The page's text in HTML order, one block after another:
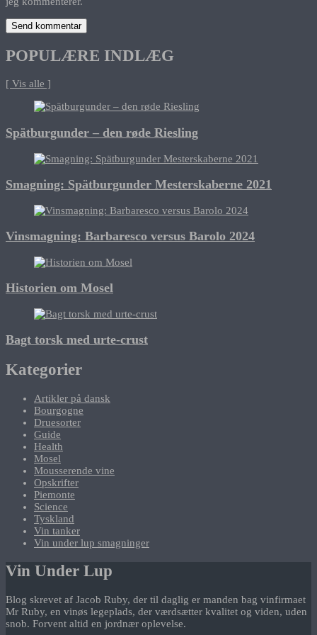
POPULÆRE INDLÆG
[ Vis alle ]
Spätburgunder – den røde Riesling
Smagning: Spätburgunder Mesterskaberne 2021
Vinsmagning: Barbaresco versus Barolo 2024
Historien om Mosel
Bagt torsk med urte-crust
Kategorier
Artikler på dansk
Bourgogne
Druesorter
Guide
Health
Mosel
Mousserende vine
Opskrifter
Piemonte
Science
Tyskland
Vin tanker
Vin under lup smagninger
Vin Under Lup
Blog skrevet af Jacob Ruby, der til daglig er manden bag vinfirmaet
Mr Ruby, en vinøs legeplads, der værdsætter kvalitet og viden, uden
snob. Forvent altid en jordnær oplevelse.